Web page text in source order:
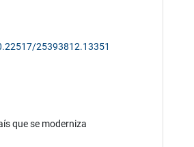
25393812.13351
que se moderniza